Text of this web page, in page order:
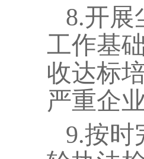
8.开展
工作基
收达标
严重企
9.按时